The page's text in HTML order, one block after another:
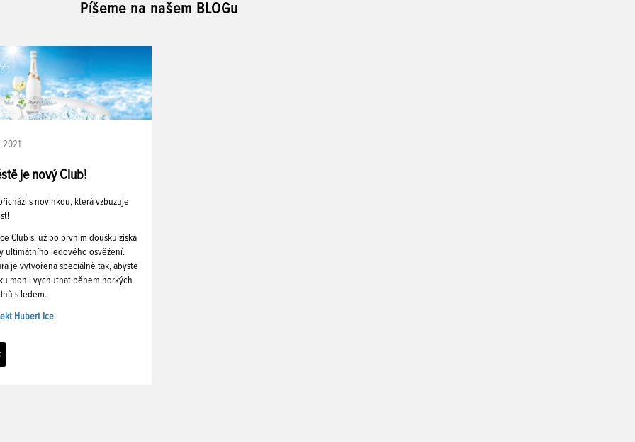
Píšeme na našem BLOGu
2021
je nový Club!
s novinkou, která vzbuzuje
Club si už po prvním doušku získá
ultimátního ledového osvěžení.
je vytvořena speciálně tak, abyste
mohli vychutnat během horkých
s ledem.
Hubert Ice